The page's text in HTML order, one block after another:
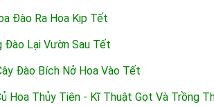
Đào Ra Hoa Kịp Tết
Đào Lại Vườn Sau Tết
Đào Bích Nở Hoa Vào Tết
Hoa Thủy Tiên - Kĩ Thuật Gọt Và Trồng